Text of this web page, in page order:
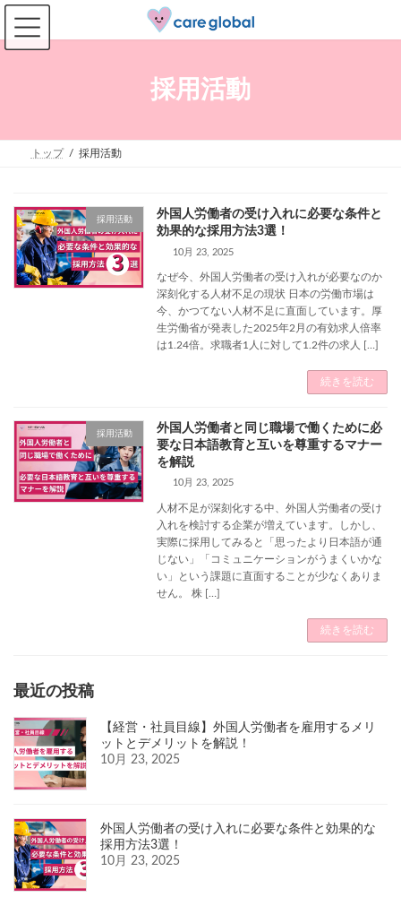
コ
テ
ナ
ゲ
採用活動
トップ 採用活動
採用活動
外国人労働者の受け入れに必要な条件と
効果的な採用方法3選！
10月 23, 2025
なぜ今、外国人労働者の受け入れが必要なのか
深刻化する人材不足の現状 日本の労働市場は
今、かつてない人材不足に直面しています。厚
生労働省が発表した2025年2月の有効求人倍率
は1.24倍。求職者1人に対して1.2件の求人 […]
続きを読む
採用活動
外国人労働者と同じ職場で働くために必
要な日本語教育と互いを尊重するマナー
を解説
10月 23, 2025
人材不足が深刻化する中、外国人労働者の受け
入れを検討する企業が増えています。しかし、
実際に採用してみると「思ったより日本語が通
じない」「コミュニケーションがうまくいかな
い」という課題に直面することが少なくありま
せん。 株 […]
続きを読む
最近の投稿
【経営・社員目線】外国人労働者を雇用するメリ
ットとデメリットを解説！
10月 23, 2025
外国人労働者の受け入れに必要な条件と効果的な
採用方法3選！
10月 23, 2025